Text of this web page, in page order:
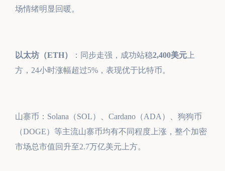
场情绪明显回暖。
以太坊（ETH） ：同步走强，成功站稳2,400美元 上
方，24小时涨幅超过5%，表现优于比特币。
山寨币：Solana（SOL）、Cardano（ADA）、狗狗币
（DOGE）等主流山寨币均有不同程度上涨，整个加密
市场总市值回升至2.7万亿美元上方。